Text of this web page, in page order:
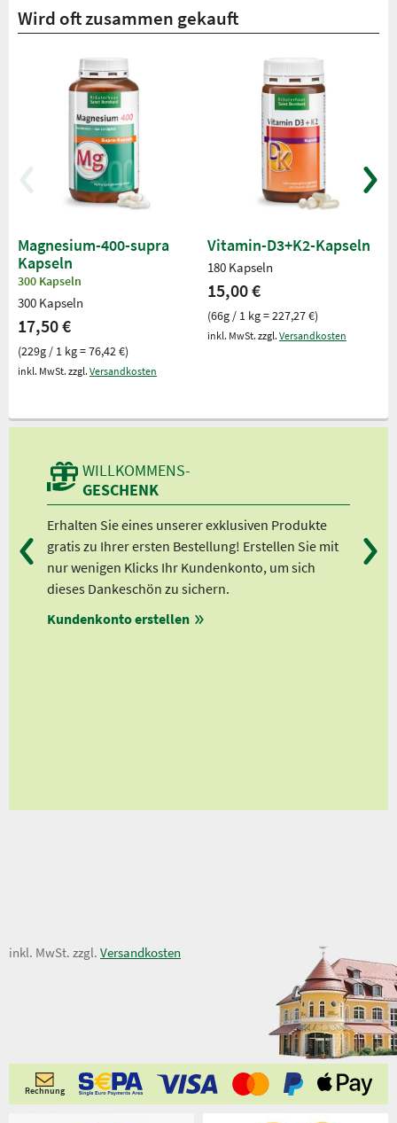
Wird oft zusammen gekauft
Magnesium-400-supra
Kapseln
300 Kapseln
300 Kapseln
17,50 €
(229g / 1 kg = 76,42 €)
inkl. MwSt. zzgl. Versandkosten
Vitamin-D3+K2-Kapseln
180 Kapseln
15,00 €
(66g / 1 kg = 227,27 €)
inkl. MwSt. zzgl. Versandkosten
WILLKOMMENS-
GESCHENK
Erhalten Sie eines unserer exklusiven Produkte
gratis zu Ihrer ersten Bestellung! Erstellen Sie mit
nur wenigen Klicks Ihr Kundenkonto, um sich
dieses Dankeschön zu sichern.
Kundenkonto erstellen
Ab
59,50 €
inkl. MwSt. zzgl. Versandkosten
Rechnung